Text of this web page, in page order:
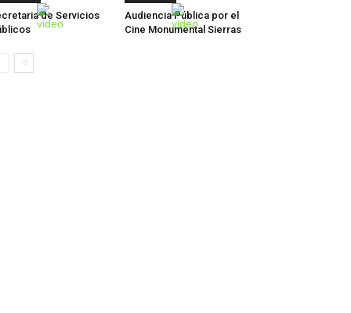
de Servicios
Audiencia Pública por el
Cine Monumental Sierras